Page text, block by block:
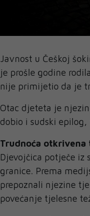
Javnost u Češkoj
je prošle godine
nije primijetio da je
Otac djeteta je
dobio i sudski epilog,
Trudnoća otkrivena
Djevojčica potječe iz
granice. Prema
prepoznali njezine
povećanje tjelesne